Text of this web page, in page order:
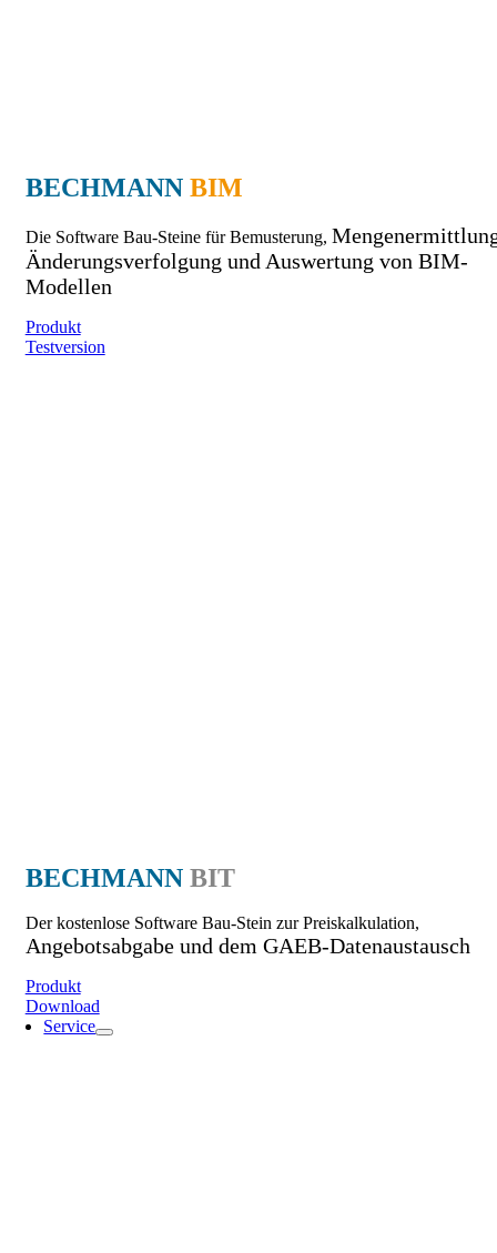
BECHMANN BIM
Die Software Bau-Steine für Bemusterung,
Änderungsverfolgung und Auswertung von BIM-
Modellen
Produkt
Testversion
BECHMANN BIT
Der kostenlose Software Bau-Stein zur Preiskalkulation,
Angebotsabgabe und dem GAEB-Datenaustausch
Produkt
Download
Service